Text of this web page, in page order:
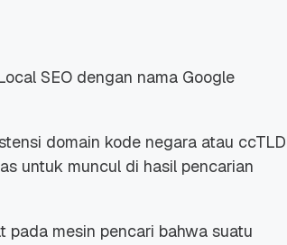
Terakreditasi ICANN, Apa
Untungnya?
SEO dengan nama Google
domain kode negara atau ccTLD
untuk muncul di hasil pencarian
pada mesin pencari bahwa suatu